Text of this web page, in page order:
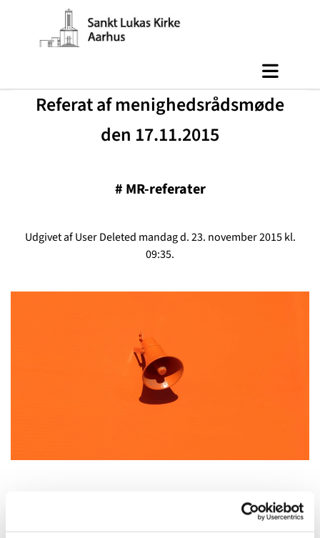
Referat af menighedsrådsmøde
den 17.11.2015
# MR-referater
Udgivet af User Deleted mandag d. 23. november 2015 kl.
09:35.
Referat af menighedsrådsmøde den 17.11.2015
Læs referat af menighedsrådsmøde den 17.11.2015her.